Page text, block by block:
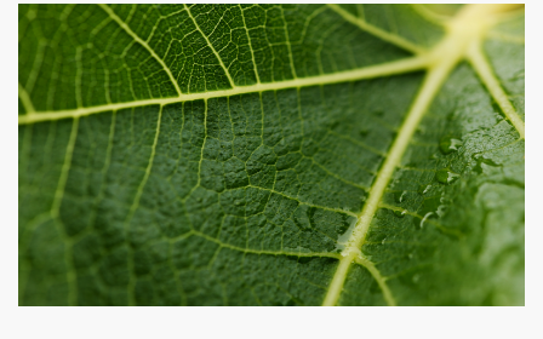
Beton gespeicherte Wärme ist sogar aus dem Weltraum
sichtbar. Der Wärmeinseleffekt ist ein […]